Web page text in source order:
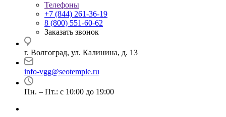
Телефоны
+7 (844) 261-36-19
8 (800) 551-60-62
Заказать звонок
г. Волгоград, ул. Калинина, д. 13
info-vgg@seotemple.ru
Пн. – Пт.: с 10:00 до 19:00